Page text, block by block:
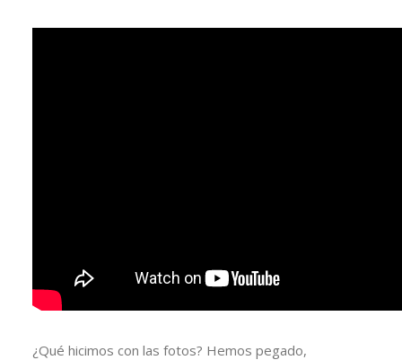
¿Qué hicimos con las fotos? Hemos pegado,